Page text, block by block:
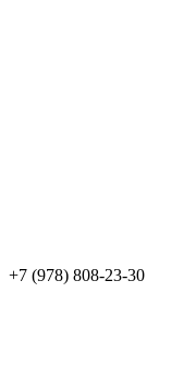
+7 (978) 808-23-30